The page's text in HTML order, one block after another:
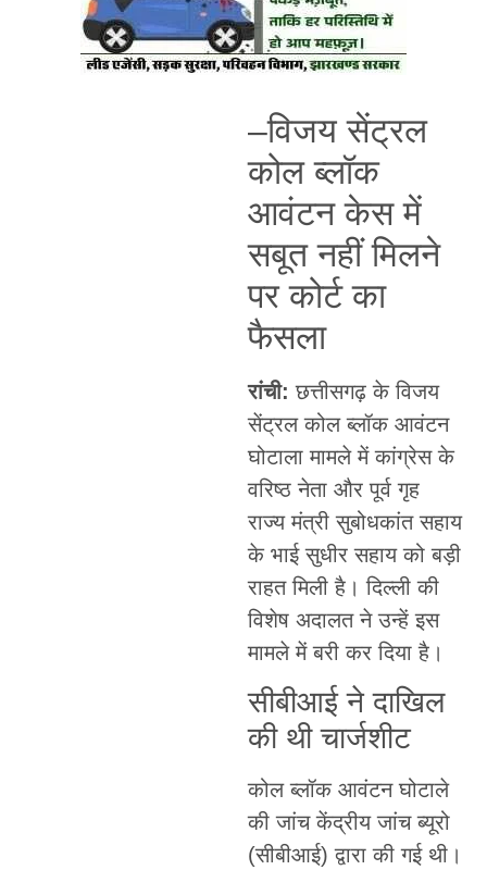
–विजय सेंट्रल
कोल ब्लॉक
आवंटन केस में
सबूत नहीं मिलने
पर कोर्ट का
फैसला
रांची: छत्तीसगढ़ के विजय
सेंट्रल कोल ब्लॉक आवंटन
घोटाला मामले में कांग्रेस के
वरिष्ठ नेता और पूर्व गृह
राज्य मंत्री सुबोधकांत सहाय
के भाई सुधीर सहाय को बड़ी
राहत मिली है। दिल्ली की
विशेष अदालत ने उन्हें इस
मामले में बरी कर दिया है।
सीबीआई ने दाखिल
की थी चार्जशीट
कोल ब्लॉक आवंटन घोटाले
की जांच केंद्रीय जांच ब्यूरो
(सीबीआई) द्वारा की गई थी।